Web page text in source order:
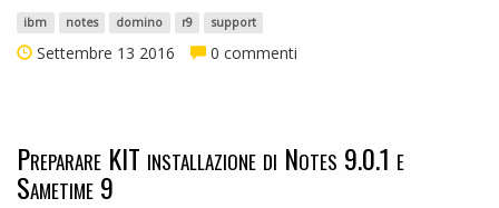
ibm notes domino r9 support
Settembre 13 2016 0 commenti
Preparare KIT installazione di Notes 9.0.1 e
Sametime 9